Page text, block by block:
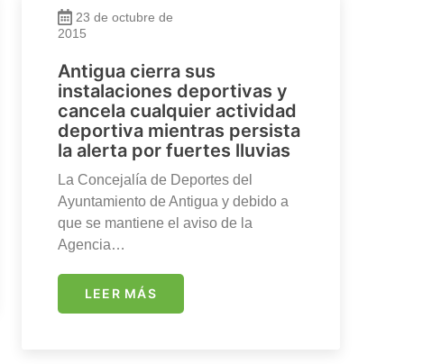
23 de octubre de
2015
Antigua cierra sus
instalaciones deportivas y
cancela cualquier actividad
deportiva mientras persista
la alerta por fuertes lluvias
La Concejalía de Deportes del
Ayuntamiento de Antigua y debido a
que se mantiene el aviso de la
Agencia…
LEER MÁS